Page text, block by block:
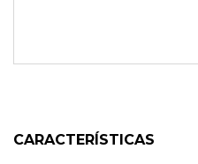
CARACTERÍSTICAS